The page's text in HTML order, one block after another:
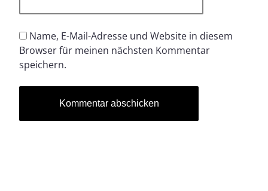
Name, E-Mail-Adresse und Website in diesem
Browser für meinen nächsten Kommentar
speichern.